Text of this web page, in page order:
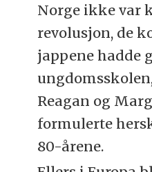
Norge ikke var
revolusjon, de
jappene hadde
Reagan og
formulerte
80-årene.